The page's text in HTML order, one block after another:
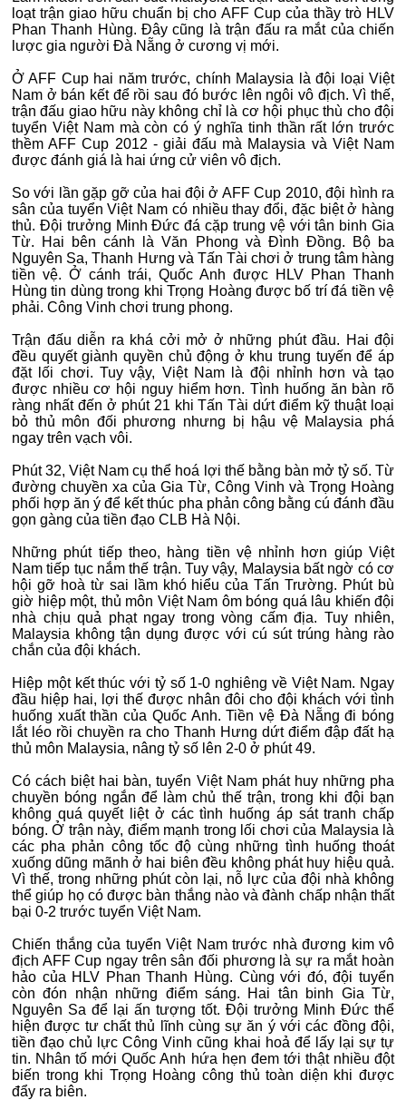
loạt trận giao hữu chuẩn bị cho AFF Cup của thầy trò HLV
Phan Thanh Hùng. Đây cũng là trận đấu ra mắt của chiến
lược gia người Đà Nẵng ở cương vị mới.
Ở AFF Cup hai năm trước, chính Malaysia là đội loại Việt
Nam ở bán kết để rồi sau đó bước lên ngôi vô địch. Vì thế,
trận đấu giao hữu này không chỉ là cơ hội phục thù cho đội
tuyển Việt Nam mà còn có ý nghĩa tinh thần rất lớn trước
thềm AFF Cup 2012 - giải đấu mà Malaysia và Việt Nam
được đánh giá là hai ứng cử viên vô địch.
So với lần gặp gỡ của hai đội ở AFF Cup 2010, đội hình ra
sân của tuyển Việt Nam có nhiều thay đổi, đặc biệt ở hàng
thủ. Đội trưởng Minh Đức đá cặp trung vệ với tân binh Gia
Từ. Hai bên cánh là Văn Phong và Đình Đồng. Bộ ba
Nguyên Sa, Thanh Hưng và Tấn Tài chơi ở trung tâm hàng
tiền vệ. Ở cánh trái, Quốc Anh được HLV Phan Thanh
Hùng tin dùng trong khi Trọng Hoàng được bố trí đá tiền vệ
phải. Công Vinh chơi trung phong.
Trận đấu diễn ra khá cởi mở ở những phút đầu. Hai đội
đều quyết giành quyền chủ động ở khu trung tuyến để áp
đặt lối chơi. Tuy vậy, Việt Nam là đội nhỉnh hơn và tạo
được nhiều cơ hội nguy hiểm hơn. Tình huống ăn bàn rõ
ràng nhất đến ở phút 21 khi Tấn Tài dứt điểm kỹ thuật loại
bỏ thủ môn đối phương nhưng bị hậu vệ Malaysia phá
ngay trên vạch vôi.
Phút 32, Việt Nam cụ thể hoá lợi thế bằng bàn mở tỷ số. Từ
đường chuyền xa của Gia Từ, Công Vinh và Trọng Hoàng
phối hợp ăn ý để kết thúc pha phản công bằng cú đánh đầu
gọn gàng của tiền đạo CLB Hà Nội.
Những phút tiếp theo, hàng tiền vệ nhỉnh hơn giúp Việt
Nam tiếp tục nắm thế trận. Tuy vậy, Malaysia bất ngờ có cơ
hội gỡ hoà từ sai lầm khó hiểu của Tấn Trường. Phút bù
giờ hiệp một, thủ môn Việt Nam ôm bóng quá lâu khiến đội
nhà chịu quả phạt ngay trong vòng cấm địa. Tuy nhiên,
Malaysia không tận dụng được với cú sút trúng hàng rào
chắn của đội khách.
Hiệp một kết thúc với tỷ số 1-0 nghiêng về Việt Nam. Ngay
đầu hiệp hai, lợi thế được nhân đôi cho đội khách với tình
huống xuất thần của Quốc Anh. Tiền vệ Đà Nẵng đi bóng
lắt léo rồi chuyền ra cho Thanh Hưng dứt điểm đập đất hạ
thủ môn Malaysia, nâng tỷ số lên 2-0 ở phút 49.
Có cách biệt hai bàn, tuyển Việt Nam phát huy những pha
chuyền bóng ngắn để làm chủ thế trận, trong khi đội bạn
không quá quyết liệt ở các tình huống áp sát tranh chấp
bóng. Ở trận này, điểm mạnh trong lối chơi của Malaysia là
các pha phản công tốc độ cùng những tình huống thoát
xuống dũng mãnh ở hai biên đều không phát huy hiệu quả.
Vì thế, trong những phút còn lại, nỗ lực của đội nhà không
thể giúp họ có được bàn thắng nào và đành chấp nhận thất
bại 0-2 trước tuyển Việt Nam.
Chiến thắng của tuyển Việt Nam trước nhà đương kim vô
địch AFF Cup ngay trên sân đối phương là sự ra mắt hoàn
hảo của HLV Phan Thanh Hùng. Cùng với đó, đội tuyển
còn đón nhận những điểm sáng. Hai tân binh Gia Từ,
Nguyên Sa để lại ấn tượng tốt. Đội trưởng Minh Đức thể
hiện được tư chất thủ lĩnh cùng sự ăn ý với các đồng đội,
tiền đạo chủ lực Công Vinh cũng khai hoả để lấy lại sự tự
tin. Nhân tố mới Quốc Anh hứa hẹn đem tới thật nhiều đột
biến trong khi Trọng Hoàng công thủ toàn diện khi được
đẩy ra biên.